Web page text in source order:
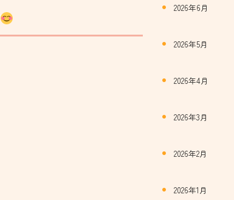
2026年6月
2026年5月
2026年4月
2026年3月
2026年2月
2026年1月